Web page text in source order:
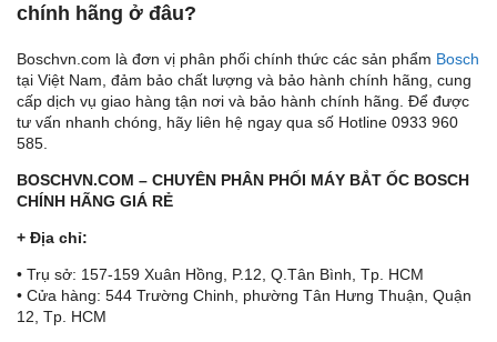
chính hãng ở đâu?
Boschvn.com là đơn vị phân phối chính thức các sản phẩm Bosch
tại Việt Nam, đảm bảo chất lượng và bảo hành chính hãng, cung
cấp dịch vụ giao hàng tận nơi và bảo hành chính hãng. Để được
tư vấn nhanh chóng, hãy liên hệ ngay qua số Hotline 0933 960
585.
BOSCHVN.COM – CHUYÊN PHÂN PHỐI MÁY BẮT ỐC BOSCH
CHÍNH HÃNG GIÁ RẺ
+ Địa chỉ:
• Trụ sở: 157-159 Xuân Hồng, P.12, Q.Tân Bình, Tp. HCM
• Cửa hàng: 544 Trường Chinh, phường Tân Hưng Thuận, Quận
12, Tp. HCM